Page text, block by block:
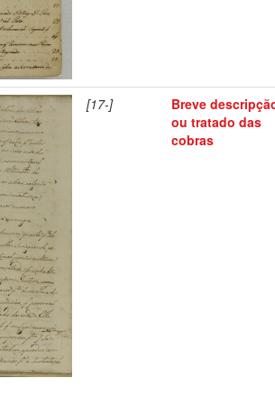
[17-]
Breve
ou tratado das
cobras